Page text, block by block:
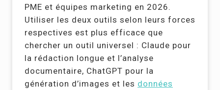
PME et équipes marketing en 2026.
Utiliser les deux outils selon leurs forces
respectives est plus efficace que
chercher un outil universel : Claude pour
la rédaction longue et l’analyse
documentaire, ChatGPT pour la
génération d’images et les données